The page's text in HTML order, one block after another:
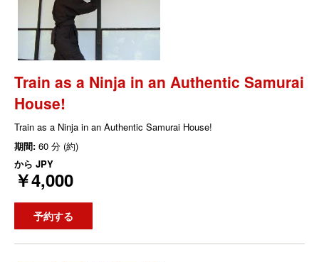
Train as a Ninja in an Authentic Samurai
House!
Train as a Ninja in an Authentic Samurai House!
期間: 60 分 (約)
から JPY
￥4,000
予約する